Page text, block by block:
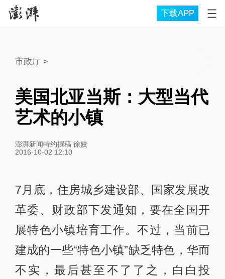
下载APP
市政厅>
美国北亚当斯：大型当代
艺术的小镇
澎湃新闻特约撰稿 徐姣
2016-10-02 12:10
7月底，住房城乡建设部、国家发展改
革委、财政部下发通知，要在全国开
展特色小镇培育工作。不过，当前已
建成的一些“特色小镇”缺乏特色，华而
不实，最后甚至不了了之，白白投